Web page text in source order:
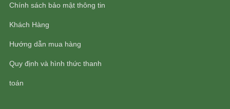
Chính sách bảo mật thông tin
Khách Hàng
Hướng dẫn mua hàng
Quy định và hình thức thanh
toán